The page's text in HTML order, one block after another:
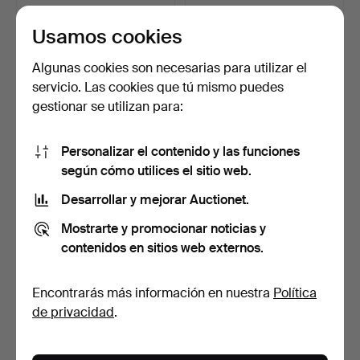
106 USD
COMEDOR, 11 piezas, estilo
Subastado 4 may 2026
siete piezas, «The …
Subastado 9 mar 2026
Usamos cookies
Algunas cookies son necesarias para utilizar el
servicio. Las cookies que tú mismo puedes
gestionar se utilizan para:
Personalizar el contenido y las funciones
según cómo utilices el sitio web.
Desarrollar y mejorar Auctionet.
Mostrarte y promocionar noticias y
contenidos en sitios web externos.
Encontrarás más información en nuestra Política
de privacidad.